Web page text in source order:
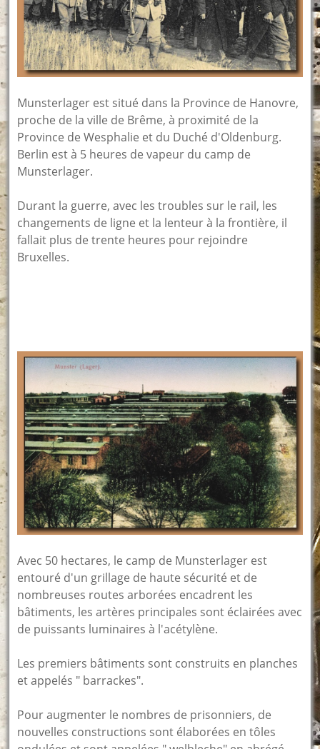
Munsterlager est situé dans la Province de Hanovre,
proche de la ville de Brême, à proximité de la
Province de Wesphalie et du Duché d'Oldenburg.
Berlin est à 5 heures de vapeur du camp de
Munsterlager.
Durant la guerre, avec les troubles sur le rail, les
changements de ligne et la lenteur à la frontière, il
fallait plus de trente heures pour rejoindre
Bruxelles.
Avec 50 hectares, le camp de Munsterlager est
entouré d'un grillage de haute sécurité et de
nombreuses routes arborées encadrent les
bâtiments, les artères principales sont éclairées avec
de puissants luminaires à l'acétylène.
Les premiers bâtiments sont construits en planches
et appelés " barrackes".
Pour augmenter le nombres de prisonniers, de
nouvelles constructions sont élaborées en tôles